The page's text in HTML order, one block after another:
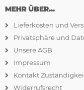
MEHR ÜBER...
Lieferkosten und
Privatsphäre und
Unsere AGB
Impressum
Kontakt
Widerrufsrecht